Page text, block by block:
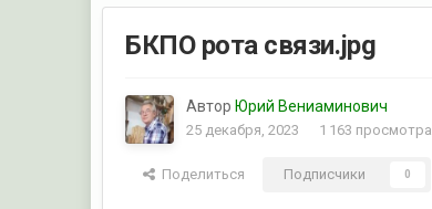
БКПО рота связи.jpg
Автор Юрий Вениаминович
25 декабря, 2023 1 163 просмотра
Поделиться Подписчики 0